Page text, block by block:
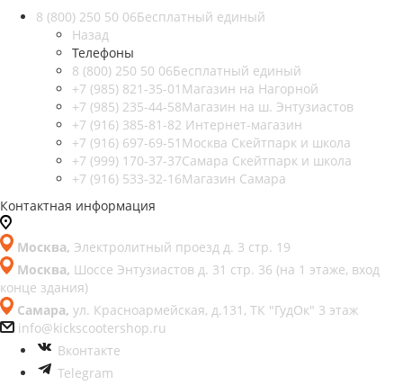
8 (800) 250 50 06Бесплатный единый
Назад
Телефоны
8 (800) 250 50 06Бесплатный единый
+7 (985) 821-35-01 Магазин на Нагорной
+7 (985) 235-44-58Магазин на ш. Энтузиастов
+7 (916) 385-81-82 Интернет-магазин
+7 (916) 697-69-51 Москва Скейтпарк и школа
+7 (999) 170-37-37Самара Скейтпарк и школа
+7 (916) 533-32-16Магазин Самара
Контактная информация
Москва, Электролитный проезд д. 3 стр. 19
Москва, Шоссе Энтузиастов д. 31 стр. 36 (на 1 этаже, вход
конце здания)
Самара, ул. Красноармейская, д.131, ТК "ГудОк" 3 этаж
info@kickscootershop.ru
Вконтакте
Telegram